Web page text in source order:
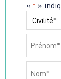
« * »
Nom*
Préfixe
Prénom